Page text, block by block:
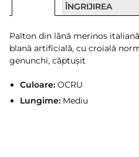
ÎNGRIJIREA
Palton din lână merinos
blană artificială, cu croială
genunchi, căptușit
Culoare:OCRU
Lungime:Mediu